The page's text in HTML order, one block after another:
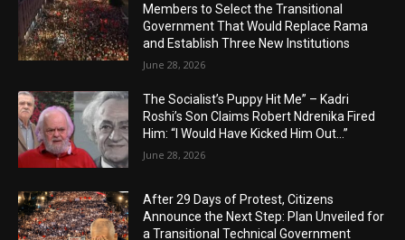
Members to Select the Transitional
Government That Would Replace Rama
and Establish Three New Institutions
June 28, 2026
The Socialist’s Puppy Hit Me” – Kadri
Roshi’s Son Claims Robert Ndrenika Fired
Him: “I Would Have Kicked Him Out…”
June 28, 2026
After 29 Days of Protest, Citizens
Announce the Next Step: Plan Unveiled for
a Transitional Technical Government